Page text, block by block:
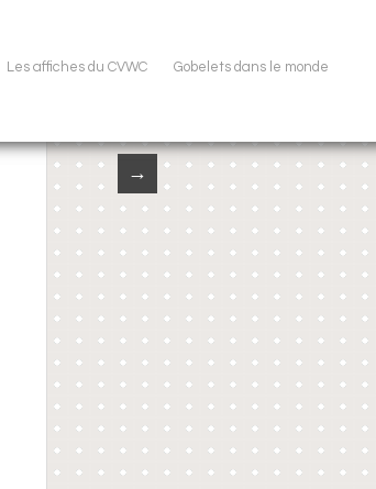
Les affiches du CVWC Gobelets dans le monde
→